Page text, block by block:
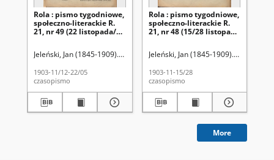
Rola : pismo tygodniowe,
społeczno-literackie R.
21, nr 49 (22 listopada/5
Jeleński, Jan (1845-1909). Red.
1903-11/12-22/05
czasopismo
Rola : pismo tygodniowe,
społeczno-literackie R.
21, nr 48 (15/28 listopada
Jeleński, Jan (1845-1909). Red.
1903-11-15/28
czasopismo
More